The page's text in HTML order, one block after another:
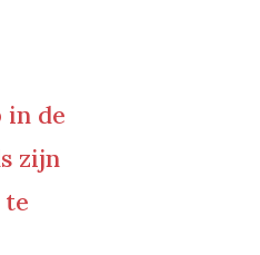
in de
zijn
te